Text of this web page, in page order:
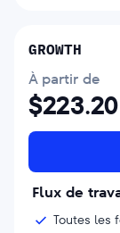
GROWTH
À partir de
$223.20
Flux de
Toutes les